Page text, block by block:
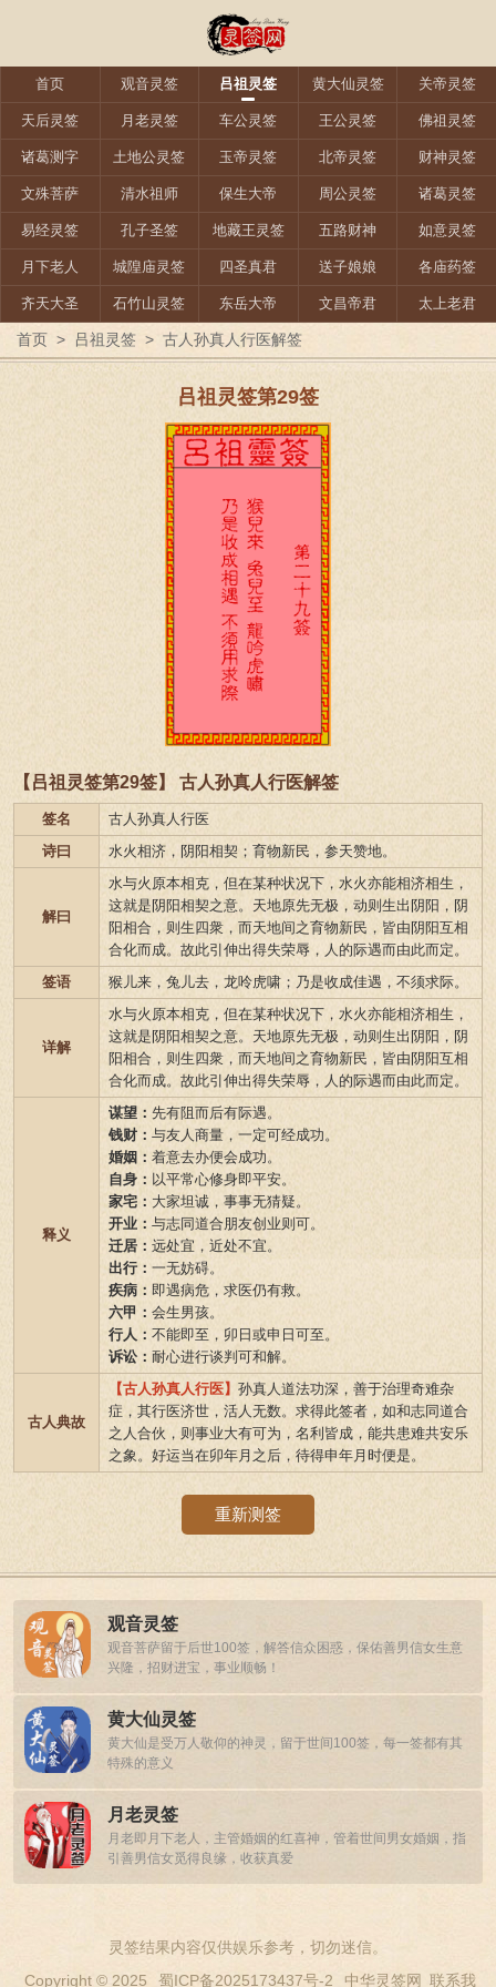
首页 观音灵签 吕祖灵签 黄大仙灵签 关帝灵签
天后灵签 月老灵签 车公灵签 王公灵签 佛祖灵签
诸葛测字 土地公灵签 玉帝灵签 北帝灵签 财神灵签
文殊菩萨 清水祖师 保生大帝 周公灵签 诸葛灵签
易经灵签 孔子圣签 地藏王灵签 五路财神 如意灵签
月下老人 城隍庙灵签 四圣真君 送子娘娘 各庙药签
齐天大圣 石竹山灵签 东岳大帝 文昌帝君 太上老君
首页 > 吕祖灵签 > 古人孙真人行医解签
吕祖灵签第29签
【吕祖灵签第29签】 古人孙真人行医解签
签名
古人孙真人行医
诗曰
水火相济，阴阳相契；育物新民，参天赞地。
解曰
水与火原本相克，但在某种状况下，水火亦能相济相生，
这就是阴阳相契之意。天地原先无极，动则生出阴阳，阴
阳相合，则生四衆，而天地间之育物新民，皆由阴阳互相
合化而成。故此引伸出得失荣辱，人的际遇而由此而定。
签语
猴儿来，兔儿去，龙呤虎啸；乃是收成佳遇，不须求际。
详解
水与火原本相克，但在某种状况下，水火亦能相济相生，
这就是阴阳相契之意。天地原先无极，动则生出阴阳，阴
阳相合，则生四衆，而天地间之育物新民，皆由阴阳互相
合化而成。故此引伸出得失荣辱，人的际遇而由此而定。
释义
谋望： 先有阻而后有际遇。
钱财： 与友人商量，一定可经成功。
婚姻： 着意去办便会成功。
自身： 以平常心修身即平安。
家宅： 大家坦诚，事事无猜疑。
开业： 与志同道合朋友创业则可。
迁居： 远处宜，近处不宜。
出行： 一无妨碍。
疾病： 即遇病危，求医仍有救。
六甲： 会生男孩。
行人： 不能即至，卯日或申日可至。
诉讼： 耐心进行谈判可和解。
古人典故
【古人孙真人行医】 孙真人道法功深，善于治理奇难杂
症，其行医济世，活人无数。求得此签者，如和志同道合
之人合伙，则事业大有可为，名利皆成，能共患难共安乐
之象。好运当在卯年月之后，待得申年月时便是。
重新测签
观音灵签
观音菩萨留于后世100签，解答信众困惑，保佑善男信女生意
兴隆，招财进宝，事业顺畅！
黄大仙灵签
黄大仙是受万人敬仰的神灵，留于世间100签，每一签都有其
特殊的意义
月老灵签
月老即月下老人，主管婚姻的红喜神，管着世间男女婚姻，指
引善男信女觅得良缘，收获真爱
灵签结果内容仅供娱乐参考，切勿迷信。
Copyright © 2025
蜀ICP备2025173437号-2 中华灵签网 联系我